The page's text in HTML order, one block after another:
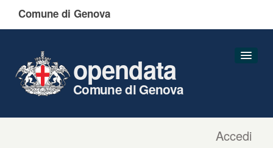
Comune di Genova
Accedi
opendata
Comune di Genova